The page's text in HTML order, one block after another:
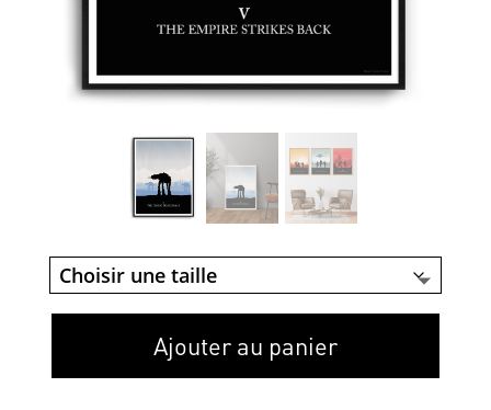
Ajouter au panier